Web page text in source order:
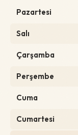
Pazartesi
Salı
Çarşamba
Perşembe
Cuma
Cumartesi